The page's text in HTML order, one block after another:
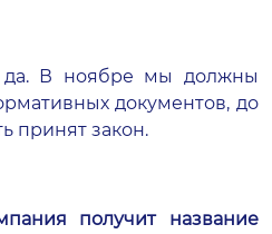
В ноябре мы должны
документов, до
принят закон.
получит название